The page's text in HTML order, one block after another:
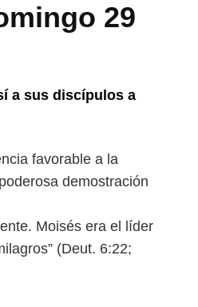
29
a sus discípulos a
favorable a la
demostración
Moisés era el líder
(Deut. 6:22;